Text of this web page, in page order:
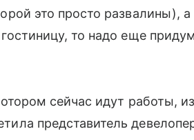
это просто развалины),
то надо еще
сейчас идут работы,
представитель